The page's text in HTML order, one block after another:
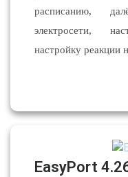
расписанию,
электросети,
настройку реакции
EasyPort